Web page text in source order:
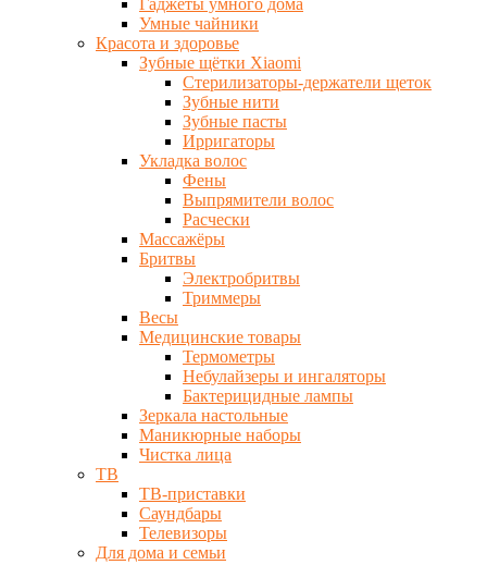
Гаджеты умного дома
Умные чайники
Красота и здоровье
Зубные щётки Xiaomi
Стерилизаторы-держатели щеток
Зубные нити
Зубные пасты
Ирригаторы
Укладка волос
Фены
Выпрямители волос
Расчески
Массажёры
Бритвы
Электробритвы
Триммеры
Весы
Медицинские товары
Термометры
Небулайзеры и ингаляторы
Бактерицидные лампы
Зеркала настольные
Маникюрные наборы
Чистка лица
ТВ
ТВ-приставки
Саундбары
Телевизоры
Для дома и семьи